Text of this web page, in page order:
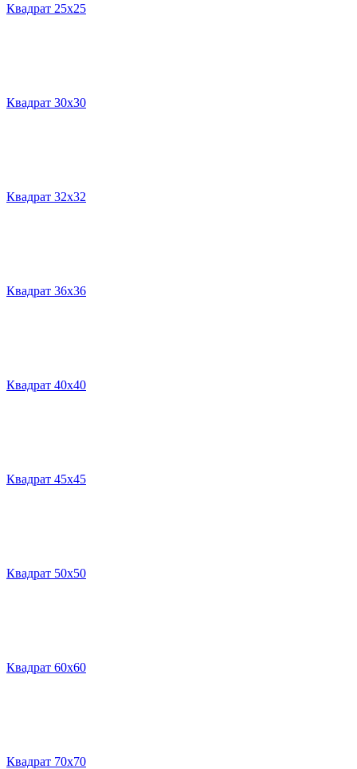
Квадрат 25х25
Квадрат 30х30
Квадрат 32х32
Квадрат 36х36
Квадрат 40х40
Квадрат 45х45
Квадрат 50х50
Квадрат 60х60
Квадрат 70х70